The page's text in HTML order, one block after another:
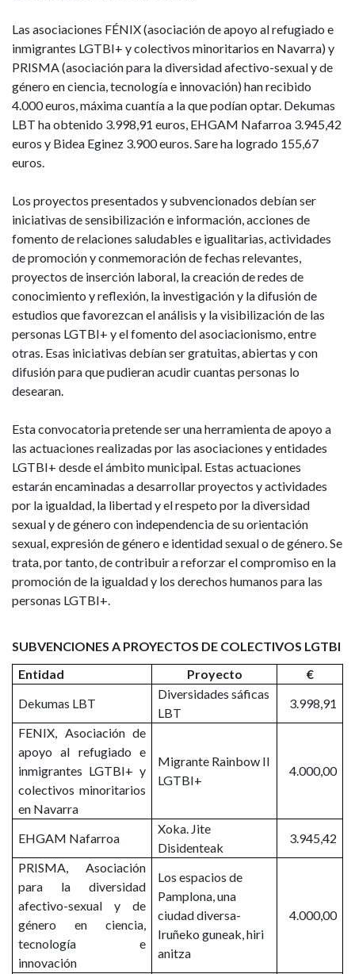
Las asociaciones FÉNIX (asociación de apoyo al refugiado e
inmigrantes LGTBI+ y colectivos minoritarios en Navarra) y
PRISMA (asociación para la diversidad afectivo-sexual y de
género en ciencia, tecnología e innovación) han recibido
4.000 euros, máxima cuantía a la que podían optar. Dekumas
LBT ha obtenido 3.998,91 euros, EHGAM Nafarroa 3.945,42
euros y Bidea Eginez 3.900 euros. Sare ha logrado 155,67
euros.
Los proyectos presentados y subvencionados debían ser
iniciativas de sensibilización e información, acciones de
fomento de relaciones saludables e igualitarias, actividades
de promoción y conmemoración de fechas relevantes,
proyectos de inserción laboral, la creación de redes de
conocimiento y reflexión, la investigación y la difusión de
estudios que favorezcan el análisis y la visibilización de las
personas LGTBI+ y el fomento del asociacionismo, entre
otras. Esas iniciativas debían ser gratuitas, abiertas y con
difusión para que pudieran acudir cuantas personas lo
desearan.
Esta convocatoria pretende ser una herramienta de apoyo a
las actuaciones realizadas por las asociaciones y entidades
LGTBI+ desde el ámbito municipal. Estas actuaciones
estarán encaminadas a desarrollar proyectos y actividades
por la igualdad, la libertad y el respeto por la diversidad
sexual y de género con independencia de su orientación
sexual, expresión de género e identidad sexual o de género. Se
trata, por tanto, de contribuir a reforzar el compromiso en la
promoción de la igualdad y los derechos humanos para las
personas LGTBI+.
SUBVENCIONES A PROYECTOS DE COLECTIVOS LGTBI
Entidad
Proyecto
€
Dekumas LBT
Diversidades sáficas
LBT
3.998,91
FENIX, Asociación de
apoyo al refugiado e
inmigrantes LGTBI+ y
colectivos minoritarios
en Navarra
Migrante Rainbow II
LGTBI+
4.000,00
EHGAM Nafarroa
Xoka. Jite
Disidenteak
3.945,42
PRISMA, Asociación
para la diversidad
afectivo-sexual y de
género en ciencia,
tecnología e
innovación
Los espacios de
Pamplona, una
ciudad diversa-
Iruñeko guneak, hiri
anitza
4.000,00